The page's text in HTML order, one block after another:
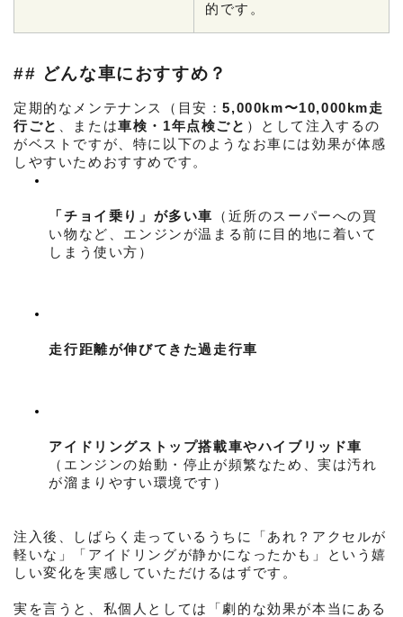
的です。
## どんな車におすすめ？
定期的なメンテナンス（目安：5,000km〜10,000km走
行ごと
、または車検・1年点検ごと ）として注入するの
がベストですが、特に以下のようなお車には効果が体感
しやすいためおすすめです。
「チョイ乗り」が多い車
（近所のスーパーへの買
い物など、エンジンが温まる前に目的地に着いて
しまう使い方）
走行距離が伸びてきた過走行車
アイドリングストップ搭載車やハイブリッド車
（エンジンの始動・停止が頻繁なため、実は汚れ
が溜まりやすい環境です）
注入後、しばらく走っているうちに「あれ？アクセルが
軽いな」「アイドリングが静かになったかも」という嬉
しい変化を実感していただけるはずです。
実を言うと、私個人としては「劇的な効果が本当にある